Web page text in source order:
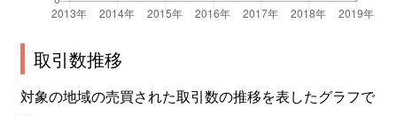
取引数推移
対象の地域の売買された取引数の推移を表したグラフで